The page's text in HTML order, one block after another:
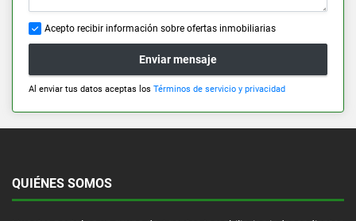
Acepto recibir información sobre ofertas inmobiliarias
Enviar mensaje
Al enviar tus datos aceptas los Términos de servicio y privacidad
QUIÉNES SOMOS